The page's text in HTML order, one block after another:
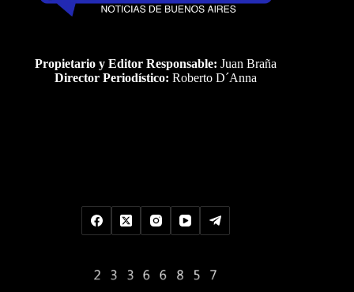
Propietario y Editor Responsable: Juan Braña
Director Periodístico: Roberto D´Anna